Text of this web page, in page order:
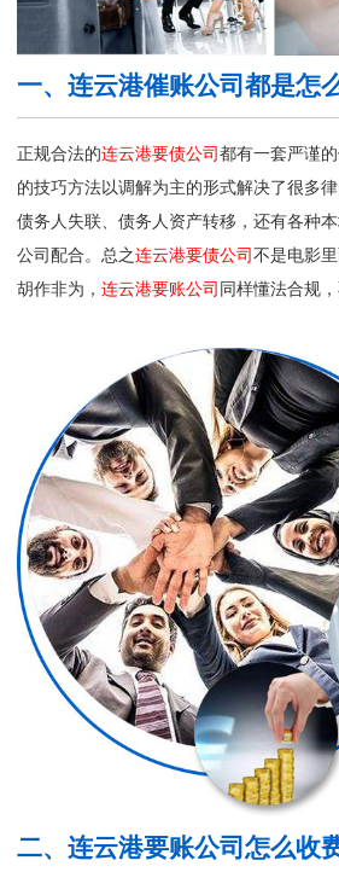
一、连云港催账公司都是怎
正规合法的连云港要债公司都有一套严谨
的技巧方法以调解为主的形式解决了很多
债务人失联、债务人资产转移，还有各种
公司配合。总之连云港要债公司不是电影
胡作非为， 连云港要账公司 同样懂法合规
二、连云港要账公司怎么收